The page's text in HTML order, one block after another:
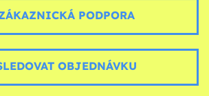
PODPORA
OBJEDNÁVKU